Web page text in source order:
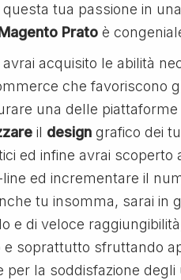
tua passione in
Prato è
acquisito le abilità
che favoriscono
una delle
il design grafico dei
ed infine avrai scoperto
ed incrementare il
tu insomma, sarai in
e di veloce
soprattutto sfruttando
la soddisfazione degli